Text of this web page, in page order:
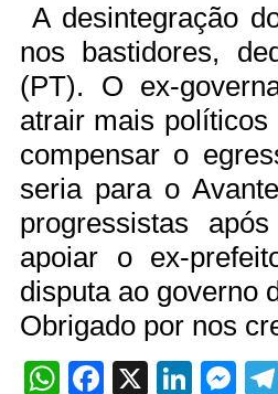
A desintegração
nos bastidores,
(PT). O ex-
atrair mais
compensar o
seria para o
progressistas
apoiar o ex-
disputa ao governo
Obrigado por nos
WhatsApp
Facebook
X